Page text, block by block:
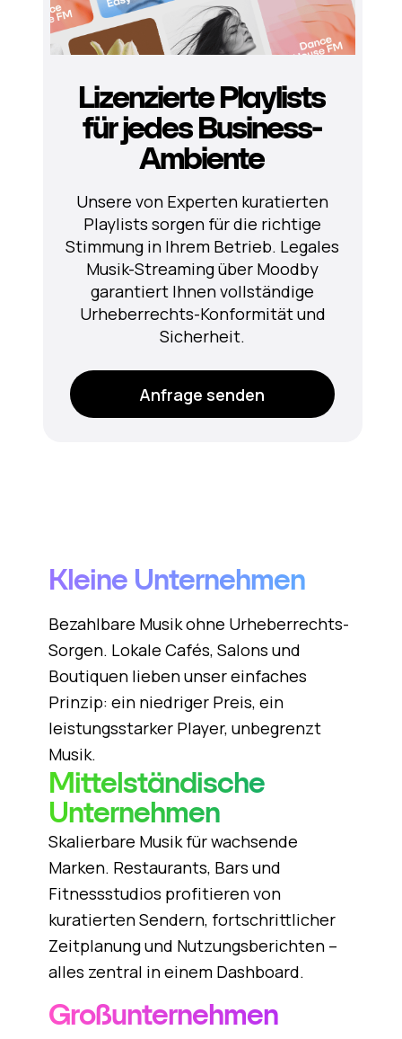
Anfrage senden
Unsere von Experten kuratierten
Playlists sorgen für die richtige
Stimmung in Ihrem Betrieb. Legales
Musik-Streaming über Moodby
garantiert Ihnen vollständige
Urheberrechts-Konformität und
Sicherheit.
Lizenzierte Playlists
für jedes Business-
Ambiente
Kleine Unternehmen
Bezahlbare Musik ohne Urheberrechts-
Sorgen. Lokale Cafés, Salons und
Boutiquen lieben unser einfaches
Prinzip: ein niedriger Preis, ein
leistungsstarker Player, unbegrenzt
Musik.
Mittelständische
Unternehmen
Skalierbare Musik für wachsende
Marken. Restaurants, Bars und
Fitnessstudios profitieren von
kuratierten Sendern, fortschrittlicher
Zeitplanung und Nutzungsberichten –
alles zentral in einem Dashboard.
Großunternehmen